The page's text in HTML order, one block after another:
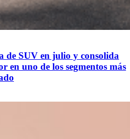
de SUV en julio y consolida
en uno de los segmentos más